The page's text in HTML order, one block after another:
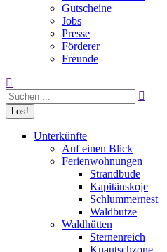
Gutscheine
Jobs
Presse
Förderer
Freunde
Search:
Unterkünfte
Auf einen Blick
Ferienwohnungen
Strandbude
Kapitänskoje
Schlummernest
Waldbutze
Waldhütten
Sternenreich
Knautschzone